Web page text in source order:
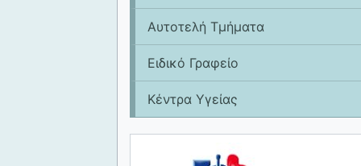
Αυτοτελή Τμήματα
Ειδικό Γραφείο
Κέντρα Υγείας